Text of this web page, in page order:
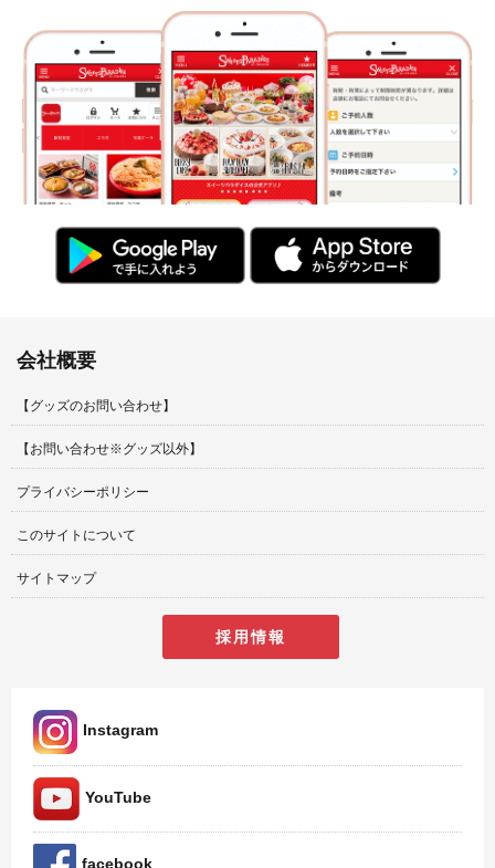
会社概要
【グッズのお問い合わせ】
【お問い合わせ※グッズ以外】
プライバシーポリシー
このサイトについて
サイトマップ
採用情報
Instagram
YouTube
facebook